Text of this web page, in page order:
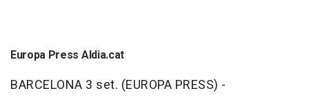
Europa Press Aldia.cat
BARCELONA 3 set. (EUROPA PRESS) -